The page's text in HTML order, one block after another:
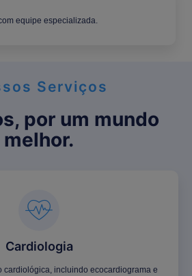
equipe especializada.
Serviços
por um mundo
melhor.
Cardiologia
cardiológica, incluindo ecocardiograma e